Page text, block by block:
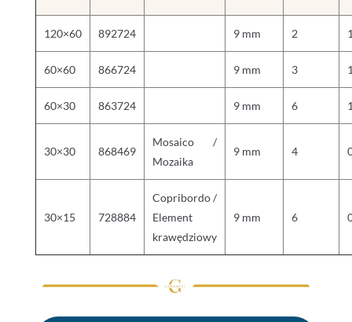
120×60 892724 9 mm 2
60×60 866724 9 mm 3
60×30 863724 9 mm 6
30×30 868469
Mosaico /
Mozaika
9 mm 4
30×15 728884
Copribordo /
Element
krawędziowy
9 mm 6